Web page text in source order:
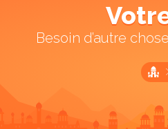
Besoin d’autre